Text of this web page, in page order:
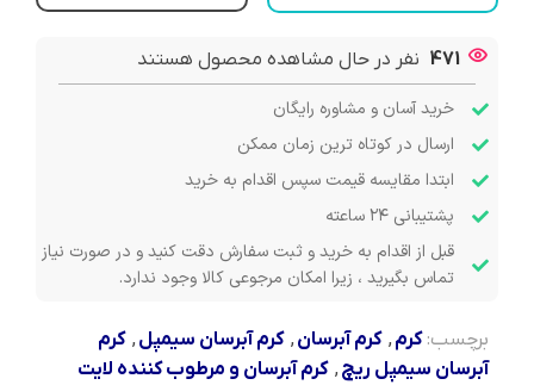
471 نفر در حال مشاهده محصول هستند
خرید آسان و مشاوره رایگان
ارسال در کوتاه ترین زمان ممکن
ابتدا مقایسه قیمت سپس اقدام به خرید
پشتیبانی ۲۴ ساعته
قبل از اقدام به خرید و ثبت سفارش دقت کنید و در صورت نیاز
تماس بگیرید ، زیرا امکان مرجوعی کالا وجود ندارد.
برچسب: کرم, کرم آبرسان, کرم آبرسان سیمپل, کرم
آبرسان سیمپل ریچ, کرم آبرسان و مرطوب کننده لایت